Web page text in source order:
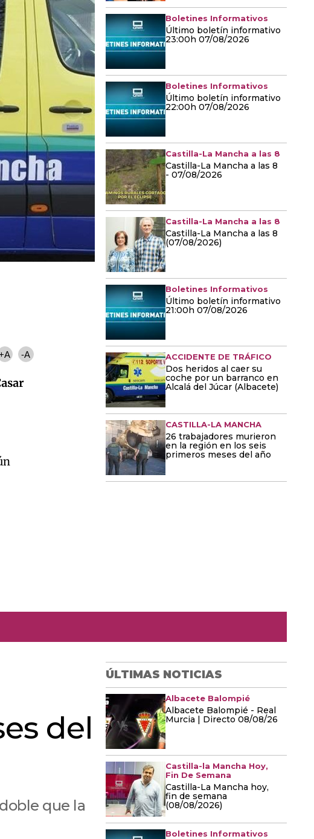
-A
Boletines Informativos
Último boletín informativo
23:00h 07/08/2026
Boletines Informativos
Último boletín informativo
22:00h 07/08/2026
Castilla-La Mancha a las 8
Castilla-La Mancha a las 8
- 07/08/2026
Castilla-La Mancha a las 8
Castilla-La Mancha a las 8
(07/08/2026)
Boletines Informativos
Último boletín informativo
21:00h 07/08/2026
ACCIDENTE DE TRÁFICO
Dos heridos al caer su
coche por un barranco en
Alcalá del Júcar (Albacete)
CASTILLA-LA MANCHA
26 trabajadores murieron
en la región en los seis
primeros meses del año
del
que la
ÚLTIMAS NOTICIAS
Albacete Balompié
Albacete Balompié - Real
Murcia | Directo 08/08/26
Castilla-la Mancha Hoy,
Fin De Semana
Castilla-La Mancha hoy,
fin de semana
(08/08/2026)
Boletines Informativos